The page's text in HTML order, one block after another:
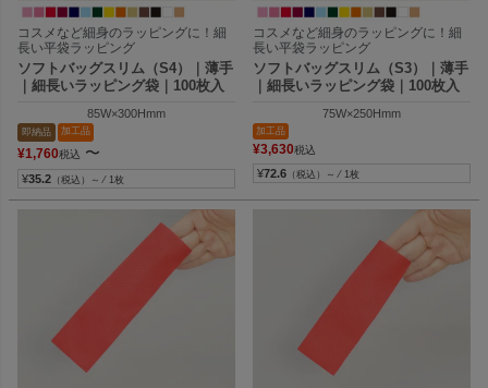
コスメなど細身のラッピングに！細
長い平袋ラッピング
ソフトバッグスリム（S4）｜薄手
｜細長いラッピング袋｜100枚入
85W×300Hmm
即納品 加工品
¥1,760税込 〜
¥35.2 （税込）～ ⁄ 1枚
コスメなど細身のラッピングに！細
長い平袋ラッピング
ソフトバッグスリム（S3）｜薄手
｜細長いラッピング袋｜100枚入
75W×250Hmm
加工品
¥3,630税込
¥72.6 （税込）～ ⁄ 1枚